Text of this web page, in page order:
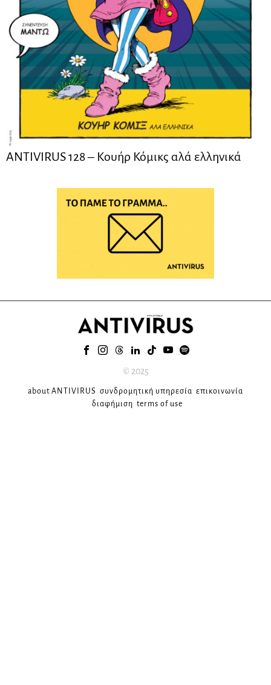
ANTIVIRUS 128 – Kουήρ Κόμικς αλά ελληνικά
© 2025
about ANTIVIRUS συνδρομητική υπηρεσία επικοινωνία
διαφήμιση terms of use